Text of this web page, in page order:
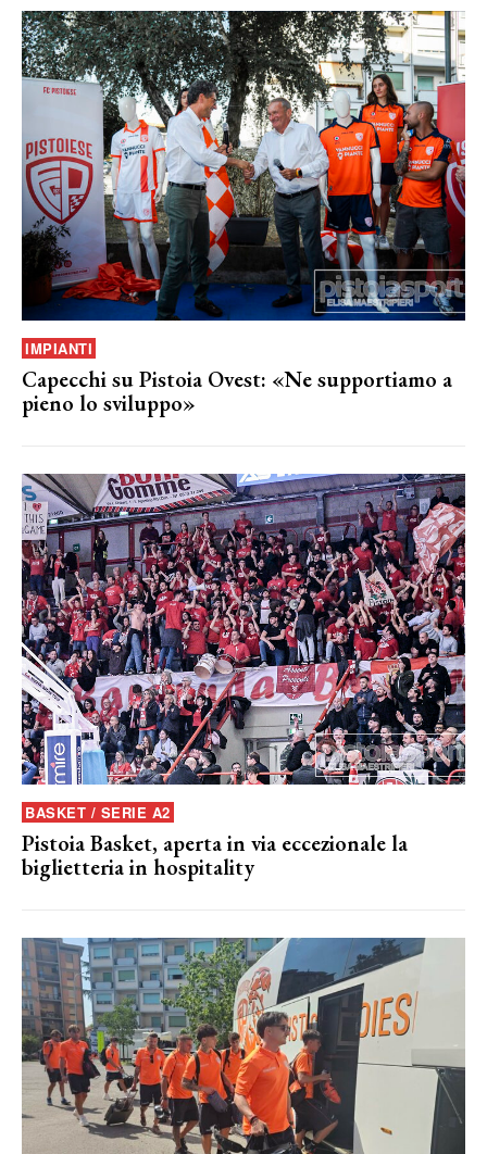
IMPIANTI
Capecchi su Pistoia Ovest: «Ne supportiamo a
pieno lo sviluppo»
BASKET / SERIE A2
Pistoia Basket, aperta in via eccezionale la
biglietteria in hospitality